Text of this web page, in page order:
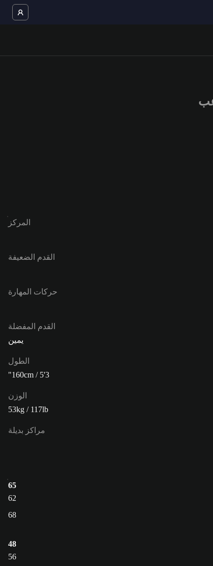
المركز
القدم الضعيفة
حركات المهارة
القدم المفضلة
يمين
الطول
160cm / 5'3"
الوزن
53kg / 117lb
مراكز بديلة
65
62
68
48
56